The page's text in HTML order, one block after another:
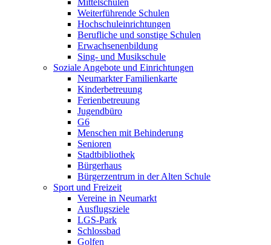
Mittelschulen
Weiterführende Schulen
Hochschuleinrichtungen
Berufliche und sonstige Schulen
Erwachsenenbildung
Sing- und Musikschule
Soziale Angebote und Einrichtungen
Neumarkter Familienkarte
Kinderbetreuung
Ferienbetreuung
Jugendbüro
G6
Menschen mit Behinderung
Senioren
Stadtbibliothek
Bürgerhaus
Bürgerzentrum in der Alten Schule
Sport und Freizeit
Vereine in Neumarkt
Ausflugsziele
LGS-Park
Schlossbad
Golfen